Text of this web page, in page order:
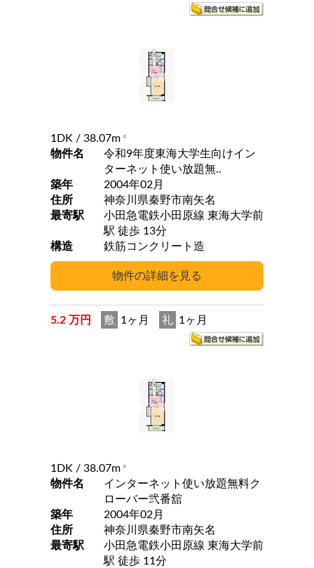
1DK / 38.07m 2
物件名
令和9年度東海大学生向けイン
ターネット使い放題無..
築年
2004年02月
住所
神奈川県秦野市南矢名
最寄駅
小田急電鉄小田原線 東海大学前
駅 徒歩 13分
構造
鉄筋コンクリート造
5.2 万円 敷 1ヶ月 礼 1ヶ月
1DK / 38.07m 2
物件名
インターネット使い放題無料ク
ローバー弐番舘
築年
2004年02月
住所
神奈川県秦野市南矢名
最寄駅
小田急電鉄小田原線 東海大学前
駅 徒歩 11分